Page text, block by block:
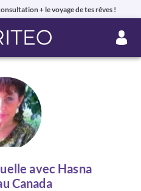
+ le voyage de tes rêves !
avec Hasna
Canada